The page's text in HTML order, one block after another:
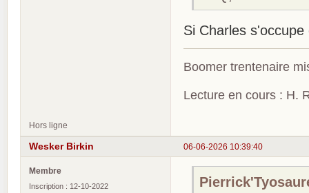
Si Charles
Boomer trentenaire
Lecture en cours : H.
Hors ligne
06-06-2026 10:39:40
Wesker Birkin
Membre
Inscription : 12-10-2022